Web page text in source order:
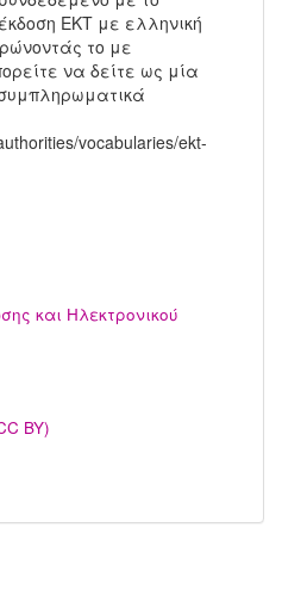
ΕΚΤ με ελληνική
το με
να δείτε ως μία
vocabularies/ekt-
και Ηλεκτρονικού
BY)